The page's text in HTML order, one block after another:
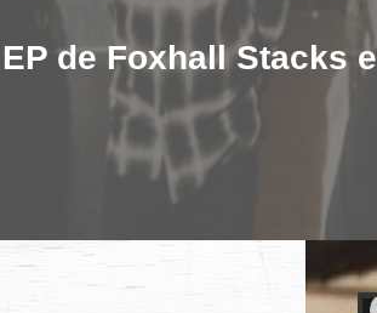
de Foxhall Stacks